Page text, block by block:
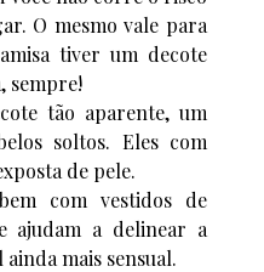
O mesmo vale para
tiver um decote
sempre!
tão aparente, um
soltos. Eles com
de pele.
com vestidos de
ajudam a delinear a
mais sensual.